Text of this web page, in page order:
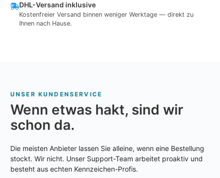
DHL-Versand inklusive
Kostenfreier Versand binnen weniger Werktage — direkt zu
Ihnen nach Hause.
UNSER KUNDENSERVICE
Wenn etwas hakt, sind wir
schon da.
Die meisten Anbieter lassen Sie alleine, wenn eine Bestellung
stockt. Wir nicht. Unser Support-Team arbeitet proaktiv und
besteht aus echten Kennzeichen-Profis.